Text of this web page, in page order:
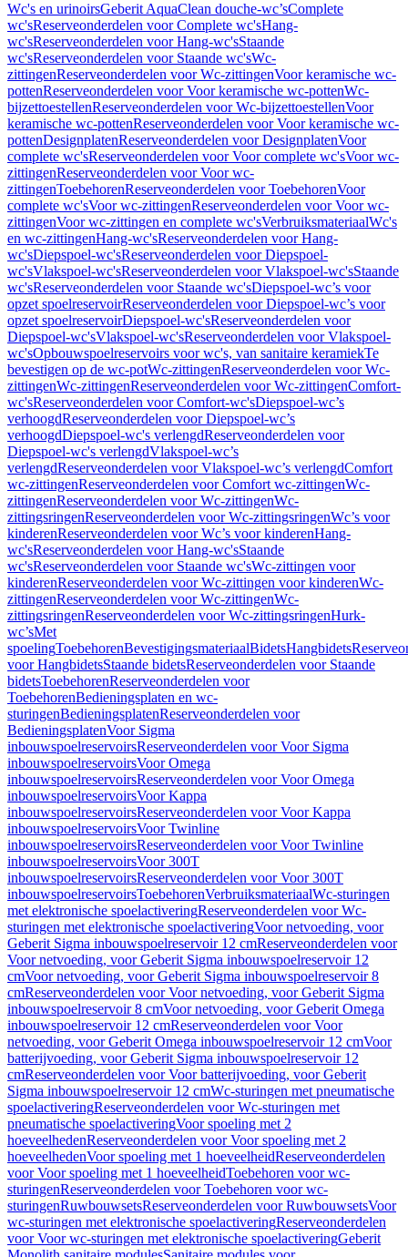
Wc's en urinoirsGeberit AquaClean douche-wc’sComplete
wc'sReserveonderdelen voor Complete wc'sHang-
wc'sReserveonderdelen voor Hang-wc'sStaande
wc'sReserveonderdelen voor Staande wc'sWc-
zittingenReserveonderdelen voor Wc-zittingenVoor keramische wc-
pottenReserveonderdelen voor Voor keramische wc-pottenWc-
bijzettoestellenReserveonderdelen voor Wc-bijzettoestellenVoor
keramische wc-pottenReserveonderdelen voor Voor keramische wc-
pottenDesignplatenReserveonderdelen voor DesignplatenVoor
complete wc'sReserveonderdelen voor Voor complete wc'sVoor wc-
zittingenReserveonderdelen voor Voor wc-
zittingenToebehorenReserveonderdelen voor ToebehorenVoor
complete wc'sVoor wc-zittingenReserveonderdelen voor Voor wc-
zittingenVoor wc-zittingen en complete wc'sVerbruiksmateriaalWc's
en wc-zittingenHang-wc'sReserveonderdelen voor Hang-
wc'sDiepspoel-wc'sReserveonderdelen voor Diepspoel-
wc'sVlakspoel-wc'sReserveonderdelen voor Vlakspoel-wc'sStaande
wc'sReserveonderdelen voor Staande wc'sDiepspoel-wc’s voor
opzet spoelreservoirReserveonderdelen voor Diepspoel-wc’s voor
opzet spoelreservoirDiepspoel-wc'sReserveonderdelen voor
Diepspoel-wc'sVlakspoel-wc'sReserveonderdelen voor Vlakspoel-
wc'sOpbouwspoelreservoirs voor wc's, van sanitaire keramiekTe
bevestigen op de wc-potWc-zittingenReserveonderdelen voor Wc-
zittingenWc-zittingenReserveonderdelen voor Wc-zittingenComfort-
wc'sReserveonderdelen voor Comfort-wc'sDiepspoel-wc’s
verhoogdReserveonderdelen voor Diepspoel-wc’s
verhoogdDiepspoel-wc's verlengdReserveonderdelen voor
Diepspoel-wc's verlengdVlakspoel-wc’s
verlengdReserveonderdelen voor Vlakspoel-wc’s verlengdComfort
wc-zittingenReserveonderdelen voor Comfort wc-zittingenWc-
zittingenReserveonderdelen voor Wc-zittingenWc-
zittingsringenReserveonderdelen voor Wc-zittingsringenWc’s voor
kinderenReserveonderdelen voor Wc’s voor kinderenHang-
wc'sReserveonderdelen voor Hang-wc'sStaande
wc'sReserveonderdelen voor Staande wc'sWc-zittingen voor
kinderenReserveonderdelen voor Wc-zittingen voor kinderenWc-
zittingenReserveonderdelen voor Wc-zittingenWc-
zittingsringenReserveonderdelen voor Wc-zittingsringenHurk-
wc’sMet
spoelingToebehorenBevestigingsmateriaalBidetsHangbidets
voor HangbidetsStaande bidetsReserveonderdelen voor Staande
bidetsToebehorenReserveonderdelen voor
ToebehorenBedieningsplaten en wc-
sturingenBedieningsplatenReserveonderdelen voor
BedieningsplatenVoor Sigma
inbouwspoelreservoirsReserveonderdelen voor Voor Sigma
inbouwspoelreservoirsVoor Omega
inbouwspoelreservoirsReserveonderdelen voor Voor Omega
inbouwspoelreservoirsVoor Kappa
inbouwspoelreservoirsReserveonderdelen voor Voor Kappa
inbouwspoelreservoirsVoor Twinline
inbouwspoelreservoirsReserveonderdelen voor Voor Twinline
inbouwspoelreservoirsVoor 300T
inbouwspoelreservoirsReserveonderdelen voor Voor 300T
inbouwspoelreservoirsToebehorenVerbruiksmateriaalWc-sturingen
met elektronische spoelactiveringReserveonderdelen voor Wc-
sturingen met elektronische spoelactiveringVoor netvoeding, voor
Geberit Sigma inbouwspoelreservoir 12 cmReserveonderdelen voor
Voor netvoeding, voor Geberit Sigma inbouwspoelreservoir 12
cmVoor netvoeding, voor Geberit Sigma inbouwspoelreservoir 8
cmReserveonderdelen voor Voor netvoeding, voor Geberit Sigma
inbouwspoelreservoir 8 cmVoor netvoeding, voor Geberit Omega
inbouwspoelreservoir 12 cmReserveonderdelen voor Voor
netvoeding, voor Geberit Omega inbouwspoelreservoir 12 cmVoor
batterijvoeding, voor Geberit Sigma inbouwspoelreservoir 12
cmReserveonderdelen voor Voor batterijvoeding, voor Geberit
Sigma inbouwspoelreservoir 12 cmWc-sturingen met pneumatische
spoelactiveringReserveonderdelen voor Wc-sturingen met
pneumatische spoelactiveringVoor spoeling met 2
hoeveelhedenReserveonderdelen voor Voor spoeling met 2
hoeveelhedenVoor spoeling met 1 hoeveelheidReserveonderdelen
voor Voor spoeling met 1 hoeveelheidToebehoren voor wc-
sturingenReserveonderdelen voor Toebehoren voor wc-
sturingenRuwbouwsetsReserveonderdelen voor RuwbouwsetsVoor
wc-sturingen met elektronische spoelactiveringReserveonderdelen
voor Voor wc-sturingen met elektronische spoelactiveringGeberit